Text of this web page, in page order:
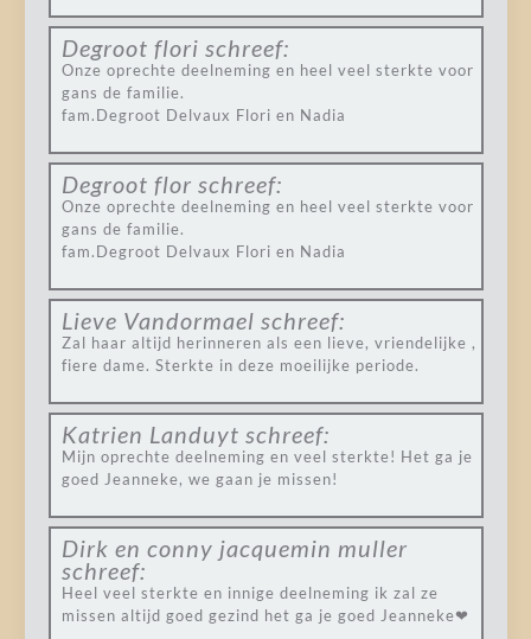
Degroot flori schreef:
Onze oprechte deelneming en heel veel sterkte voor
gans de familie.
fam.Degroot Delvaux Flori en Nadia
Degroot flor schreef:
Onze oprechte deelneming en heel veel sterkte voor
gans de familie.
fam.Degroot Delvaux Flori en Nadia
Lieve Vandormael schreef:
Zal haar altijd herinneren als een lieve, vriendelijke ,
fiere dame. Sterkte in deze moeilijke periode.
Katrien Landuyt schreef:
Mijn oprechte deelneming en veel sterkte! Het ga je
goed Jeanneke, we gaan je missen!
Dirk en conny jacquemin muller
schreef:
Heel veel sterkte en innige deelneming ik zal ze
missen altijd goed gezind het ga je goed Jeanneke❤